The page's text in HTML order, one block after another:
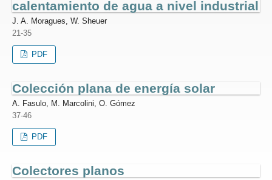
calentamiento de agua a nivel industrial
J. A. Moragues, W. Sheuer
21-35
PDF
Colección plana de energía solar
A. Fasulo, M. Marcolini, O. Gómez
37-46
PDF
Colectores planos